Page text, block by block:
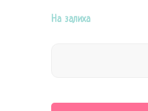
На залиха